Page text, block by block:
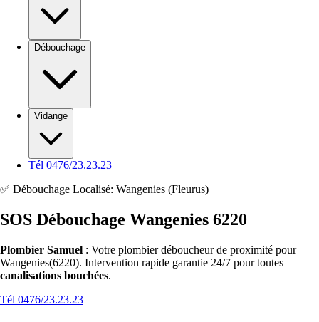
Débouchage
Vidange
Tél 0476/23.23.23
✅ Débouchage Localisé: Wangenies (Fleurus)
SOS Débouchage Wangenies 6220
Plombier Samuel : Votre plombier déboucheur de proximité pour
Wangenies(6220). Intervention rapide garantie 24/7 pour toutes
canalisations bouchées.
Tél 0476/23.23.23